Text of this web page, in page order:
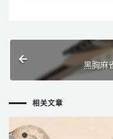
黑胸麻
相关文章